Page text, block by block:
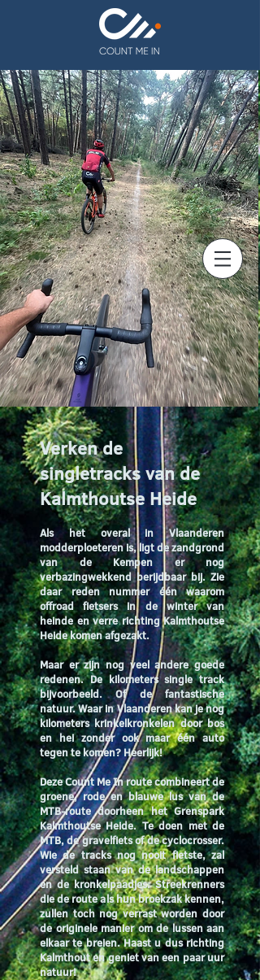
Verken de
singletracks van de
Kalmthoutse Heide
Als het overal in Vlaanderen
modderploeteren is, ligt de zandgrond
van de Kempen er nog
verbazingwekkend berijdbaar bij. Zie
daar reden nummer één waarom
offroad fietsers in de winter van
heinde en verre richting Kalmthoutse
Heide komen afgezakt.
Maar er zijn nog veel andere goede
redenen. De kilometers single track
bijvoorbeeld. Of de fantastische
natuur. Waar in Vlaanderen kan je nog
kilometers krinkelkronkelen door bos
en hei zonder ook maar één auto
tegen te komen? Heerlijk!
Deze Count Me In route combineert de
groene, rode en blauwe lus van de
MTB-route doorheen het Grenspark
Kalmthoutse Heide. Te doen met de
MTB, de gravelfiets of de cyclocrosser.
Wie de tracks nog nooit fietste, zal
versteld staan van de landschappen
en de kronkelpaadjes. Streekrenners
die de route als hun broekzak kennen,
zullen toch nog verrast worden door
de originele manier om de lussen aan
elkaar te breien. Haast u dus richting
Kalmthout en geniet van een paar uur
natuur!